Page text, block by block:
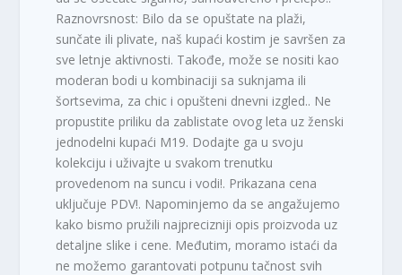
Raznovrsnost: Bilo da se opuštate na plaži,
sunčate ili plivate, naš kupaći kostim je savršen za
sve letnje aktivnosti. Takođe, može se nositi kao
moderan bodi u kombinaciji sa suknjama ili
šortsevima, za chic i opušteni dnevni izgled.. Ne
propustite priliku da zablistate ovog leta uz ženski
jednodelni kupaći M19. Dodajte ga u svoju
kolekciju i uživajte u svakom trenutku
provedenom na suncu i vodi!. Prikazana cena
uključuje PDV!. Napominjemo da se angažujemo
kako bismo pružili najprecizniji opis proizvoda uz
detaljne slike i cene. Međutim, moramo istaći da
ne možemo garantovati potpunu tačnost svih